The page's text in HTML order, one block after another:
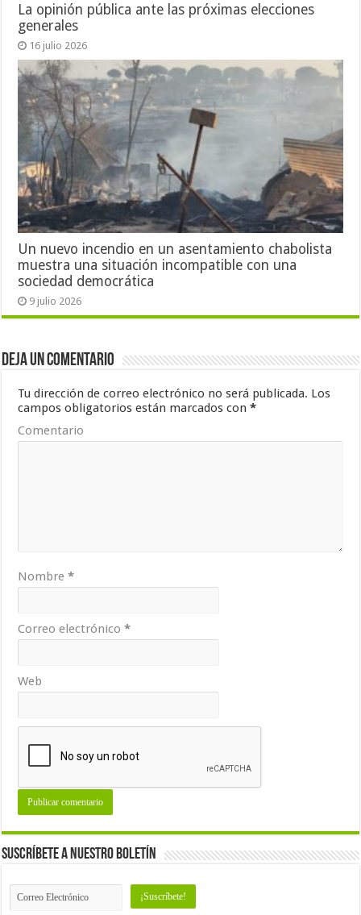
La opinión pública ante las próximas elecciones
generales
16 julio 2026
Un nuevo incendio en un asentamiento chabolista
muestra una situación incompatible con una
sociedad democrática
9 julio 2026
Deja un comentario
Tu dirección de correo electrónico no será publicada. Los
campos obligatorios están marcados con*
Comentario
Nombre*
Correo electrónico*
Web
Suscríbete a nuestro Boletín